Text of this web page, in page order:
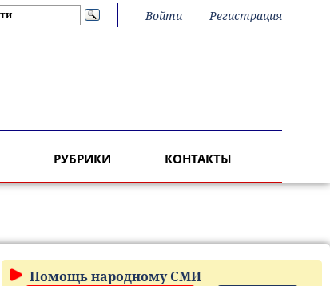
Войти Регистрация
РУБРИКИ КОНТАКТЫ
Помощь народному СМИ